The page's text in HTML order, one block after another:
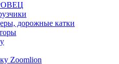
дорожные катки
Zoomlion